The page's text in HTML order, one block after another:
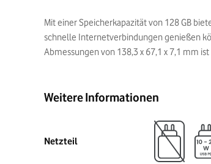
Mit einer Speicherkapazität von 128 GB
schnelle Internetverbindungen genießen
Abmessungen von 138,3 x 67,1 x 7,1 mm
Weitere Informationen
Netzteil